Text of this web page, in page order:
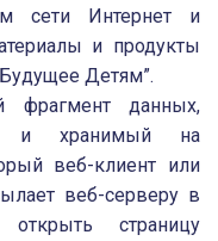
сети Интернет и
и продукты
Детям”.
фрагмент данных,
и хранимый на
веб-клиент или
веб-серверу в
страницу